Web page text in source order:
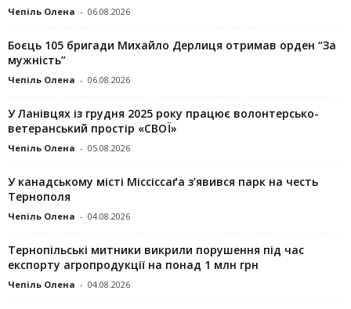
Чепіль Олена - 06.08.2026
Боєць 105 бригади Михайло Дерлиця отримав орден “За
мужність”
Чепіль Олена - 06.08.2026
У Ланівцях із грудня 2025 року працює волонтерсько-
ветеранський простір «СВОЇ»
Чепіль Олена - 05.08.2026
У канадському місті Міссіссаґа з’явився парк на честь
Тернополя
Чепіль Олена - 04.08.2026
Тернопільські митники викрили порушення під час
експорту агропродукції на понад 1 млн грн
Чепіль Олена - 04.08.2026